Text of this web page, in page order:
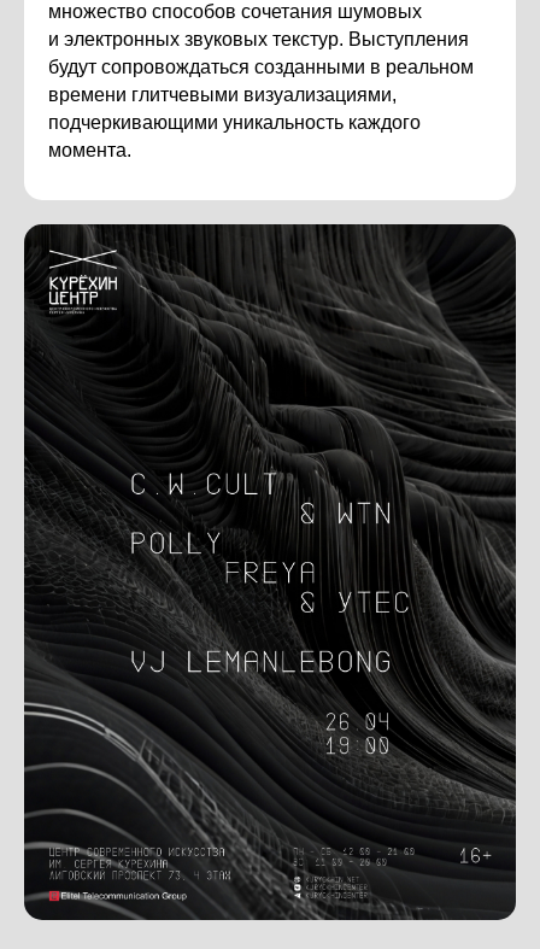
множество способов сочетания шумовых
и электронных звуковых текстур. Выступления
будут сопровождаться созданными в реальном
времени глитчевыми визуализациями,
подчеркивающими уникальность каждого
момента.